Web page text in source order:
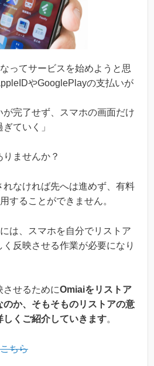
ってサービスを始めようと思
やGooglePlayの支払いが
が完了せず、スマホの画面だけ
ていく」
ませんか？
なければ先へは進めず、有料
することができません。
は、スマホを自分でリストア
反映させる作業が必要になり
させるためにOmiaiをリストア
か、そもそものリストアの意
しくご紹介していきます。
こちら